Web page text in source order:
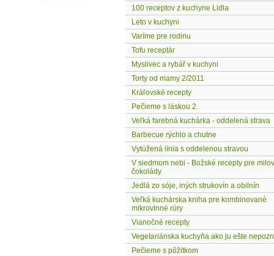
100 receptov z kuchyne Lidla
Leto v kuchyni
Varíme pre rodinu
Tofu receptár
Myslivec a rybář v kuchyni
Torty od mamy 2/2011
Kráľovské recepty
Pečieme s láskou 2.
Veľká farebná kuchárka - oddelená strava
Barbecue rýchlo a chutne
Vytúžená línia s oddelenou stravou
V siedmom nebi - Božské recepty pre
čokolády
Jedlá zo sóje, iných strukovín a obilnín
Veľká kuchárska kniha pre kombinované
mikrovlnné rúry
Vianočné recepty
Vegetariánska kuchyňa ako ju ešte
Pečieme s pôžitkom